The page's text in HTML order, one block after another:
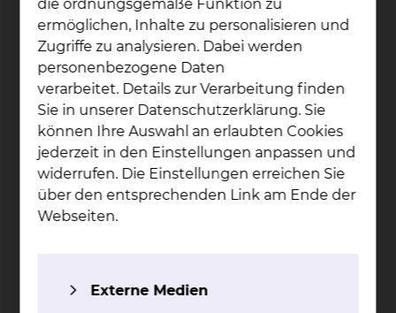
Zusammenstellung unserer Speisen
möchten wir zu Ihrem Wohlbefinden
beitragen. Wir bieten Ihnen eine Auswahl an
Getränken, Zwischenmahlzeiten und
regionalen Speisen.
Patientenservice: Im Rahmen von
Servicerunden besuchen Sie die
Mitarbeiterinnen und Mitarbeiter des
Serviceteams täglich und offerieren Ihnen
Snacks und Getränke
Sharemagazines Premium (RTL+, Video und
können Sharemagazines mit Ihrem
die ordnungsgemäße Funktion zu
ermöglichen, Inhalte zu personalisieren und
Zugriffe zu analysieren. Dabei werden
personenbezogene Daten
verarbeitet. Details zur Verarbeitung finden
Sie in unserer Datenschutzerklärung. Sie
können Ihre Auswahl an erlaubten Cookies
jederzeit in den Einstellungen anpassen und
widerrufen. Die Einstellungen erreichen Sie
über den entsprechenden Link am Ende der
Webseiten.
Externe Medien